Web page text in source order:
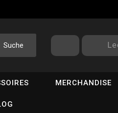
Suche
MERCHANDISE